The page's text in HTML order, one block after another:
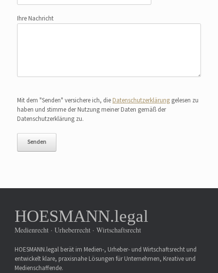
Ihre Nachricht
Bitte lasse dieses Feld leer.
Mit dem "Senden" versichere ich, die Datenschutzerklärung gelesen zu
haben und stimme der Nutzung meiner Daten gemäß der
Datenschutzerklärung zu.
HOESMANN.legal
Medienrecht · Urheberrecht · Wirtschaftsrecht
HOESMANN.legal berät im Medien-, Urheber- und Wirtschaftsrecht und
entwickelt klare, praxisnahe Lösungen für Unternehmen, Kreative und
Medienschaffende.